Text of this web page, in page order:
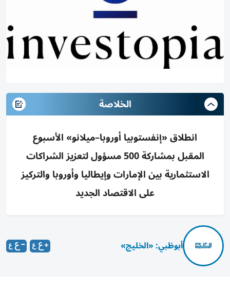
الخلاصة
انطلاق «إنفستوبيا أوروبا–ميلانو» الأسبوع
المقبل بمشاركة 500 مسؤول لتعزيز الشراكات
الاستثمارية بين الإمارات وإيطاليا وأوروبا والتركيز
على الاقتصاد الجديد
أبوظبي: «الخليج»